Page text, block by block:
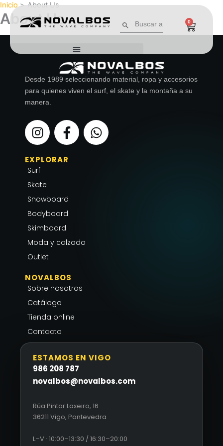
Ir
al
contenido
Botón de búsqueda 0
Cart
Inicio About Us
About Us
Desde 1989 seleccionando material, ropa y accesorios
para quienes viven el surf, el skate y la montaña a su
manera.
I
n
s
t
a
g
r
a
m
F
a
c
e
o
k
f
W
h
a
EXPLORAR
Surf
Skate
Snowboard
Bodyboard
Skimboard
Moda y calzado
Outlet
NOVALBOS
Sobre nosotros
Catálogo
Tienda online
Contacto
ESTAMOS EN VIGO
986 208 787
novalbos@novalbos.com
Rúa Pintor Laxeiro, 16
36211 Vigo, Pontevedra
L–V · 10:00–13:30 / 16:30–20:00